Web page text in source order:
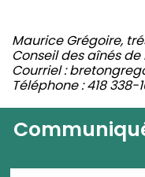
Maurice Grégoire,
Conseil des aînés
Courriel :
Téléphone : 418 338-